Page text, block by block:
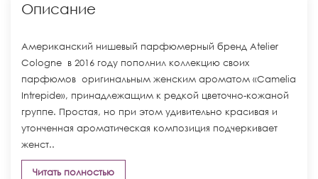
Описание
Американский нишевый парфюмерный бренд Atelier
Cologne в 2016 году пополнил коллекцию своих
парфюмов оригинальным женским ароматом «Camelia
Intrepide», принадлежащим к редкой цветочно-кожаной
группе. Простая, но при этом удивительно красивая и
утонченная ароматическая композиция подчеркивает
женст..
Читать полностью